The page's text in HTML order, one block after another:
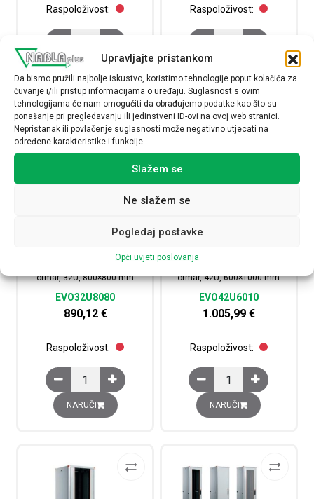
Upravljajte pristankom
Da bismo pružili najbolje iskustvo, koristimo tehnologije poput kolačića za
čuvanje i/ili pristup informacijama o uređaju. Suglasnost s ovim
tehnologijama će nam omogućiti da obrađujemo podatke kao što su
ponašanje pri pregledavanju ili jedinstveni ID-ovi na ovoj web stranici.
Nepristanak ili povlačenje suglasnosti može negativno utjecati na
određene karakteristike i funkcije.
Slažem se
Ne slažem se
Pogledaj postavke
Opći uvjeti poslovanja
Raspoloživost:
EvoLine 19 komunikacijski ormar, 32U, 600x600 mm
NARUČI
Raspoloživost:
EvoLine 19
EvoLine 19 komunikacijski
ormar, 32U, 800×800 mm
EVO32U8080
890,12 €
Raspoloživost:
EvoLine 19 komunikacijski ormar, 32U, 800x800 mm
NARUČI
EvoLine 19 komunikacijski
ormar, 42U, 600×1000 mm
EVO42U6010
1.005,99 €
Raspoloživost:
EvoLine 19
NARUČI